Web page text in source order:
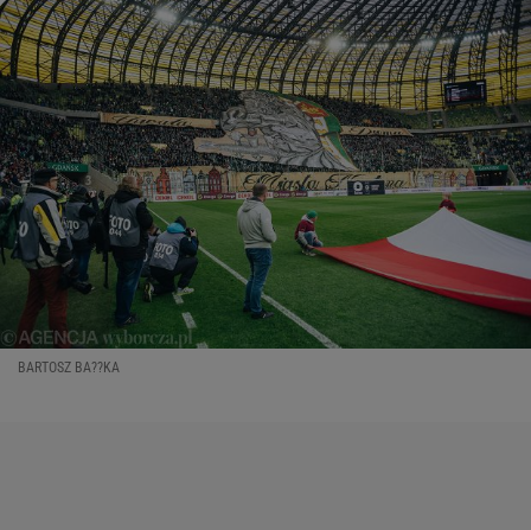
BARTOSZ BA??KA